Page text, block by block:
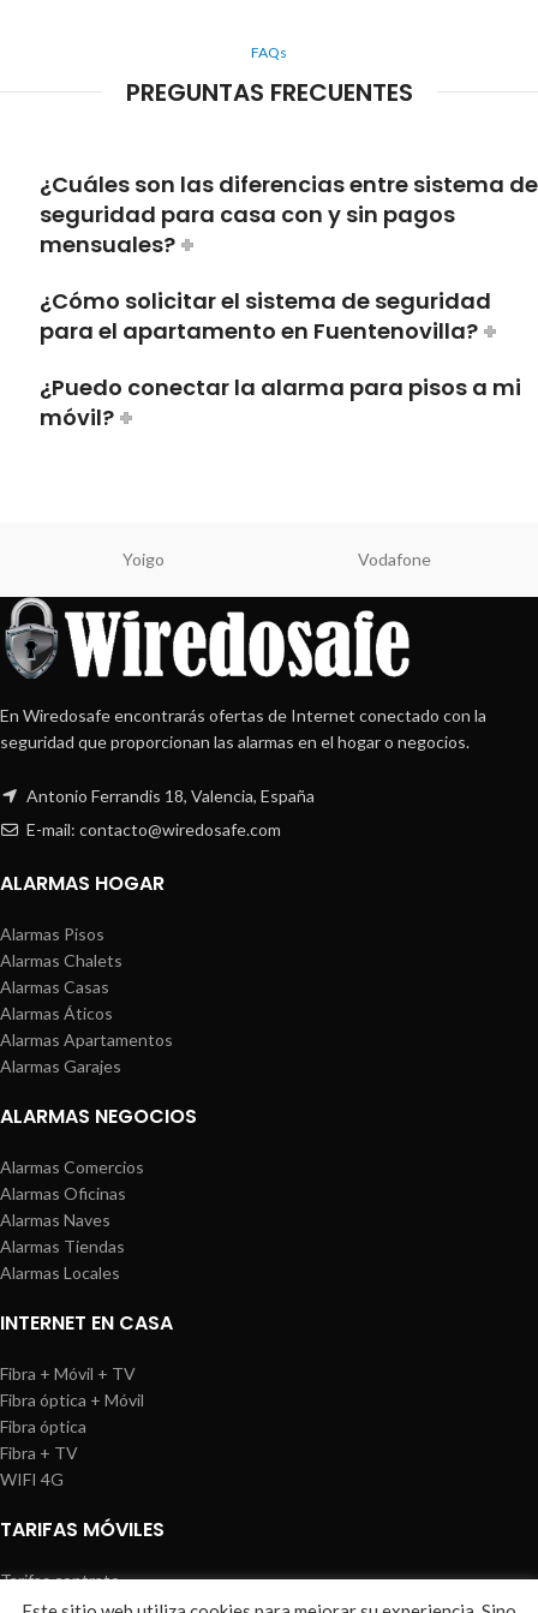
FAQs
PREGUNTAS FRECUENTES
¿Cuáles son las diferencias entre sistema de
seguridad para casa con y sin pagos
mensuales?
¿Cómo solicitar el sistema de seguridad
para el apartamento en Fuentenovilla?
¿Puedo conectar la alarma para pisos a mi
móvil?
Yoigo Vodafone
En Wiredosafe encontrarás ofertas de Internet conectado con la
seguridad que proporcionan las alarmas en el hogar o negocios.
Antonio Ferrandis 18, Valencia, España
E-mail: contacto@wiredosafe.com
ALARMAS HOGAR
Alarmas Pisos
Alarmas Chalets
Alarmas Casas
Alarmas Áticos
Alarmas Apartamentos
Alarmas Garajes
ALARMAS NEGOCIOS
Alarmas Comercios
Alarmas Oficinas
Alarmas Naves
Alarmas Tiendas
Alarmas Locales
INTERNET EN CASA
Fibra + Móvil + TV
Fibra óptica + Móvil
Fibra óptica
Fibra + TV
WIFI 4G
TARIFAS MÓVILES
Tarifas contrato
Tarifas prepago